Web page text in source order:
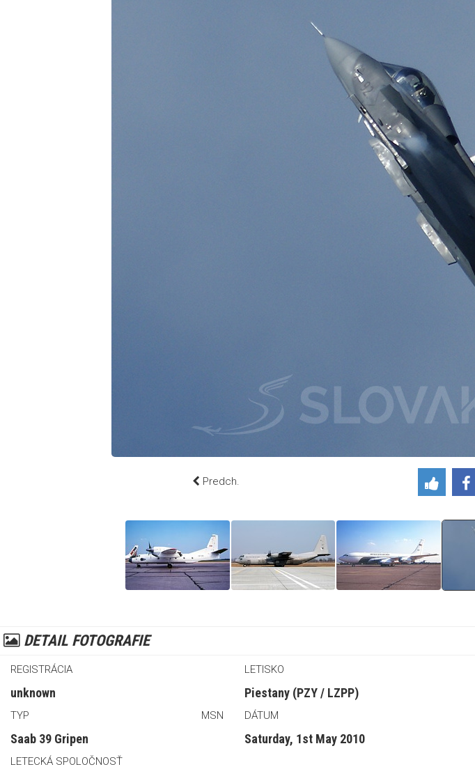
Predch.
DETAIL FOTOGRAFIE
REGISTRÁCIA
unknown
TYP MSN
Saab 39 Gripen
LETECKÁ SPOLOČNOSŤ
LETISKO
Piestany (PZY / LZPP)
DÁTUM
Saturday, 1st May 2010